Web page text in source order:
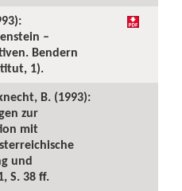
–
Bendern
1).
B. (1993):
zur
mit
und
S. 38 ff.